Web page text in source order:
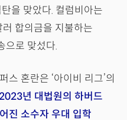
을 맞았다. 컬럼비아는
합의금을 지불하는
으로 맞섰다.
혼란은 ‘아이비 리그’의
년 대법원의 하버드
진 소수자 우대 입학